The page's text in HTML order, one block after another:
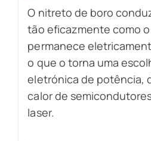
O nitreto de boro
tão eficazmente como
permanece
o que o torna uma
eletrónica de potência,
calor de
laser.